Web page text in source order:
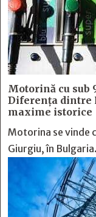
Motorină cu sub
Diferența dintre
maxime istorice
Motorina se vinde
Giurgiu, în